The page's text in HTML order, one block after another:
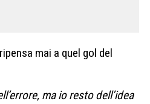
mai a quel gol del
ma io resto dell’idea